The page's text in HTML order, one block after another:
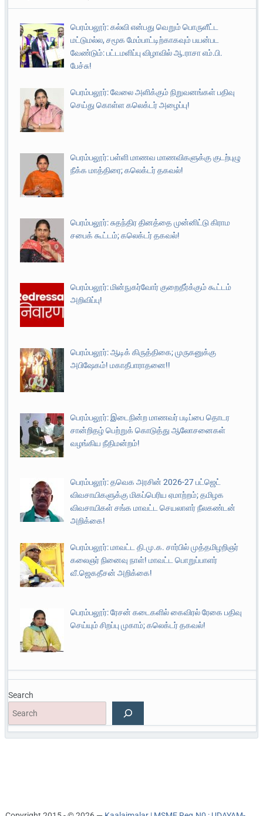
பெரம்பலூர்: கல்வி என்பது வெறும் பொருளீட்ட
மட்டுமல்ல, சமூக மேம்பாட்டிற்காகவும் பயன்பட
வேண்டும்: பட்டமளிப்பு விழாவில் ஆ.ராசா எம்.பி.
பேச்சு!
பெரம்பலூர்: வேலை அளிக்கும் நிறுவனங்கள் பதிவு
செய்து கொள்ள கலெக்டர் அழைப்பு!
பெரம்பலூர்: பள்ளி மாணவ மாணவிகளுக்கு குடற்புழு
நீக்க மாத்திரை; கலெக்டர் தகவல்!
பெரம்பலூர்: சுதந்திர தினத்தை முன்னிட்டு கிராம
சபைக் கூட்டம்; கலெக்டர் தகவல்!
பெரம்பலூர்: மின்நுகர்வோர் குறைதீர்க்கும் கூட்டம்
அறிவிப்பு!
பெரம்பலூர்: ஆடிக் கிருத்திகை; முருகனுக்கு
அபிஷேகம்! மகாதீபாராதனை!!
பெரம்பலூர்: இடைநின்ற மாணவர் படிப்பை தொடர
சான்றிதழ் பெற்றுக் கொடுத்து ஆலோசனைகள்
வழங்கிய நீதிமன்றம்!
பெரம்பலூர்: தவெக அரசின் 2026-27 பட்ஜெட்
விவசாயிகளுக்கு மிகப்பெரிய ஏமாற்றம்; தமிழக
விவசாயிகள் சங்க மாவட்ட செயலாளர் நீலகண்டன்
அறிக்கை!
பெரம்பலூர்: மாவட்ட தி.மு.க. சார்பில் முத்தமிழறிஞர்
கலைஞர் நினைவு நாள்! மாவட்ட பொறுப்பாளர்
வீ.ஜெகதீசன் அறிக்கை!
பெரம்பலூர்: ரேசன் கடைகளில் கைவிரல் ரேகை பதிவு
செய்யும் சிறப்பு முகாம்; கலெக்டர் தகவல்!
Search